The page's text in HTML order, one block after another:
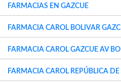
FARMACIAS EN GAZCUE
FARMACIA CAROL BOLIVAR
FARMACIA CAROL GAZCUE AV
FARMACIA CAROL REPÚBLICA